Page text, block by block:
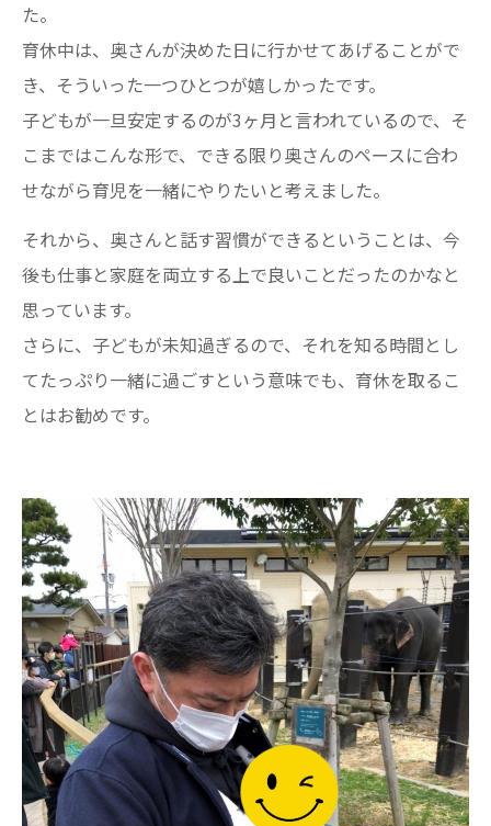
た。
育休中は、奥さんが決めた日に行かせてあげることがで
き、そういった一つひとつが嬉しかったです。
子どもが一旦安定するのが3ヶ月と言われているので、そ
こまではこんな形で、できる限り奥さんのペースに合わ
せながら育児を一緒にやりたいと考えました。
それから、奥さんと話す習慣ができるということは、今
後も仕事と家庭を両立する上で良いことだったのかなと
思っています。
さらに、子どもが未知過ぎるので、それを知る時間とし
てたっぷり一緒に過ごすという意味でも、育休を取るこ
とはお勧めです。